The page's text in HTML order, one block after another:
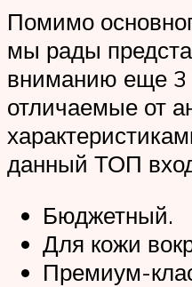
Помимо
мы рады
вниманию еще 3
отличаемые от
данный ТОП
Бюджетный.
Для кожи
Премиум-